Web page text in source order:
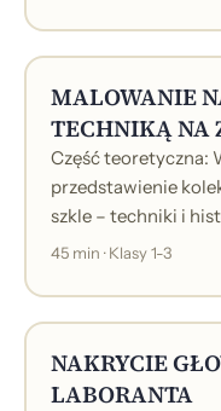
MALOWANIE
TECHNIKĄ NA
Część teoretyczna:
przedstawienie
szkle – techniki i
zmierzenie się z
45 min · Klasy 1-3
NAKRYCIE
LABORANTA